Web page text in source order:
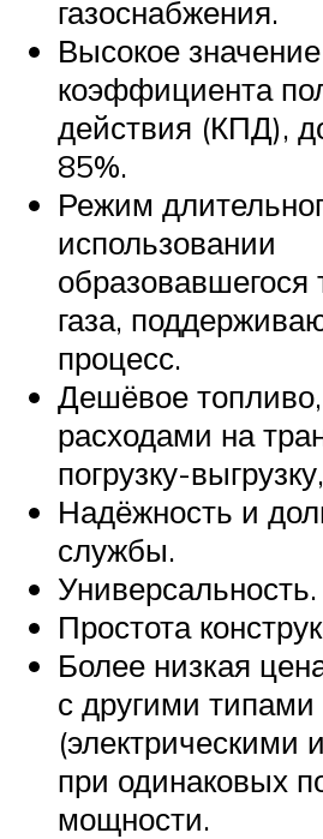
газоснабжения.
Высокое значение
коэффициента
действия (КПД),
85%.
Режим
использовании
образовавшегося
газа,
процесс.
Дешёвое
расходами на
погрузку-
Надёжность и
службы.
Универсальность.
Простота
Более низкая
с другими типами
(электрическими
при одинаковых
мощности.